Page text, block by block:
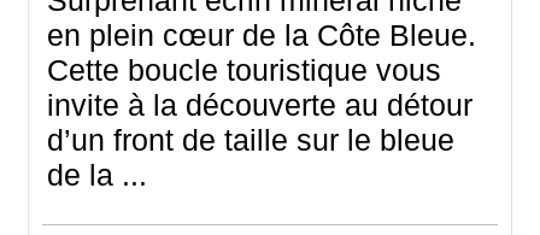
en plein cœur de la Côte Bleue.
Cette boucle touristique vous
invite à la découverte au détour
d’un front de taille sur le bleue
de la ...